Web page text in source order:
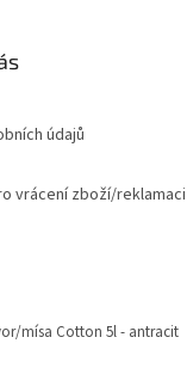
údajů
vrácení zboží/reklamaci
mísa Cotton 5l - antracit